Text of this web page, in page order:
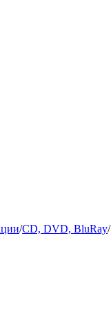
/CD, DVD, BluRay/